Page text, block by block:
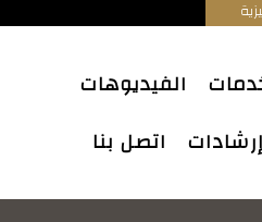
الفيديوهات
إرشادات اتصل بنا